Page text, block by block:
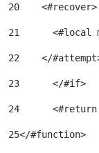
20
    <#recover>
21
<#local
22
</
23
	</#if>
24
25</#function>